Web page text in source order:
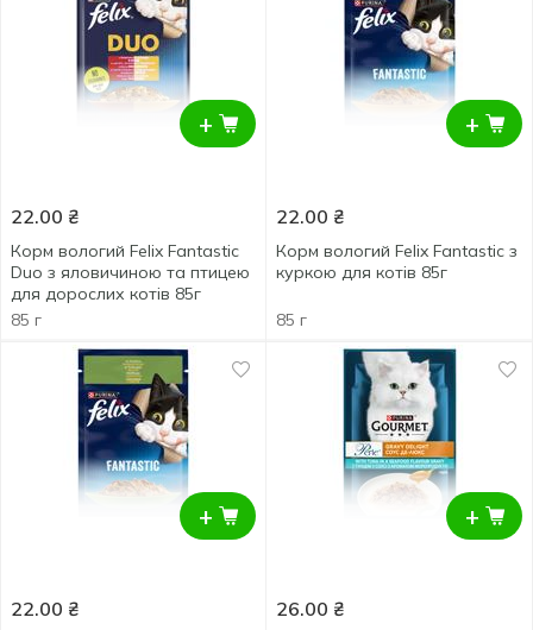
+
22.00 ₴
Корм вологий Felix Fantastic
Duo з яловичиною та птицею
для дорослих котів 85г
85 г
+
22.00 ₴
Корм вологий Felix Fantastic з
куркою для котів 85г
85 г
+
22.00 ₴
+
26.00 ₴